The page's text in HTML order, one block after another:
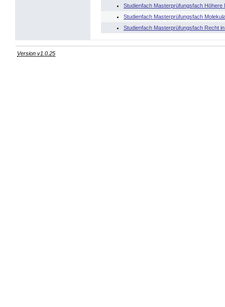
Studienfach Masterprüfungsfach
Studienfach Masterprüfungsfach
Studienfach Masterprüfungsfach Recht
Version v1.0.25